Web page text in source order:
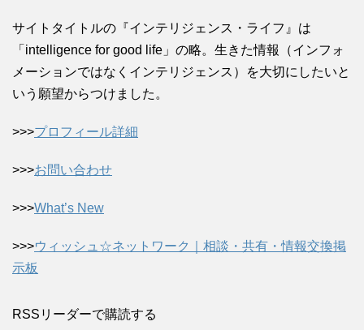
サイトタイトルの『インテリジェンス・ライフ』は
「intelligence for good life」の略。生きた情報（インフォ
メーションではなくインテリジェンス）を大切にしたいと
いう願望からつけました。
>>>プロフィール詳細
>>>お問い合わせ
>>>What’s New
>>>ウィッシュ☆ネットワーク｜相談・共有・情報交換掲
示板
RSSリーダーで購読する